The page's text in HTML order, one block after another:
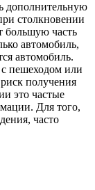
дополнительную
столкновении
большую часть
автомобиль,
автомобиль.
пешеходом или
получения
это частые
Для того,
часто